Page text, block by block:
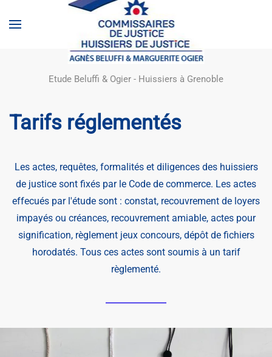
Accéder au contenu principal
Etude Beluffi & Ogier - Huissiers à Grenoble
Tarifs réglementés
Les actes, requêtes, formalités et diligences des huissiers
de justice sont fixés par le Code de commerce. Les actes
effecués par l'étude sont : constat, recouvrement de loyers
impayés ou créances, recouvrement amiable, actes pour
signification, règlement jeux concours, dépôt de fichiers
horodatés. Tous ces actes sont soumis à un tarif
règlementé.